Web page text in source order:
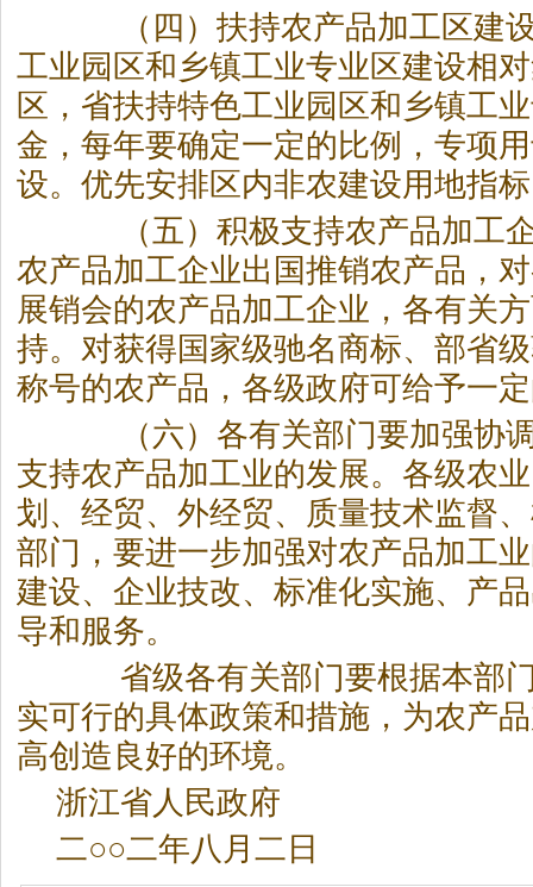
（四）扶持农产品加工区建设
工业园区和乡镇工业专业区建设相
区，省扶持特色工业园区和乡镇工
金，每年要确定一定的比例，专项
设。优先安排区内非农建设用地指
（五）积极支持农产品加工企
农产品加工企业出国推销农产品，
展销会的农产品加工企业，各有关
持。对获得国家级驰名商标、部省
称号的农产品，各级政府可给予一
（六）各有关部门要加强协调
支持农产品加工业的发展。各级农
划、经贸、外经贸、质量技术监督
部门，要进一步加强对农产品加工
建设、企业技改、标准化实施、产
导和服务。
省级各有关部门要根据本部门
实可行的具体政策和措施，为农产
高创造良好的环境。
浙江省人民政府
二○○二年八月二日